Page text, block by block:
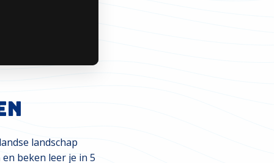
landschap
beken leer je in 5